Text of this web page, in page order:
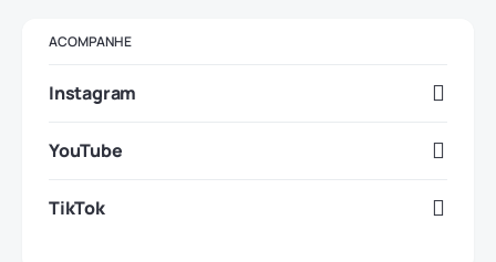
ACOMPANHE
Instagram
YouTube
TikTok